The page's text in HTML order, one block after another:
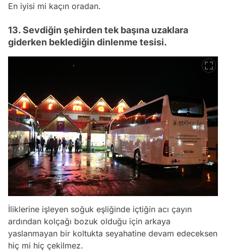
En iyisi mi kaçın oradan.
13. Sevdiğin şehirden tek başına uzaklara
giderken beklediğin dinlenme tesisi.
İliklerine işleyen soğuk eşliğinde içtiğin acı çayın
ardından kolçağı bozuk olduğu için arkaya
yaslanmayan bir koltukta seyahatine devam edeceksen
hiç mi hiç çekilmez.